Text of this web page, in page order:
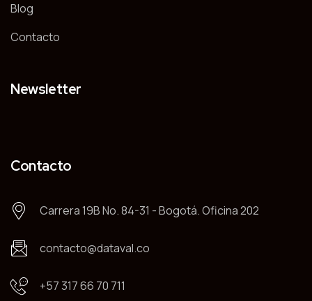
Blog
Contacto
Newsletter
Contacto
Carrera 19B No. 84-31 - Bogotá. Oficina 202
contacto@dataval.co
+57 317 66 70 711